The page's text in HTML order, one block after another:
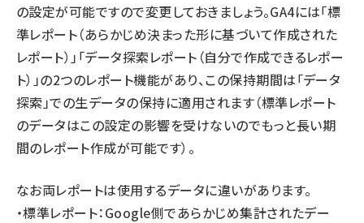
の設定が可能ですので変更しておきましょう。GA4には「標
準レポート（あらかじめ決まった形に基づいて作成された
レポート）」「データ探索レポート（自分で作成できるレポー
ト）」の2つのレポート機能があり、この保持期間は「データ
探索」での生データの保持に適用されます（標準レポート
のデータはこの設定の影響を受けないのでもっと長い期
間のレポート作成が可能です）。
なお両レポートは使用するデータに違いがあります。
・標準レポート：Google側であらかじめ集計されたデー